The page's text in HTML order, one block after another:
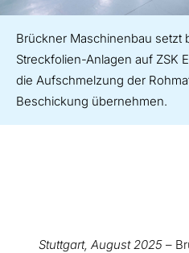
Brückner Maschinenbau setzt
Streckfolien-Anlagen auf ZSK
die Aufschmelzung der
Beschickung übernehmen.
Stuttgart, August 2025 –